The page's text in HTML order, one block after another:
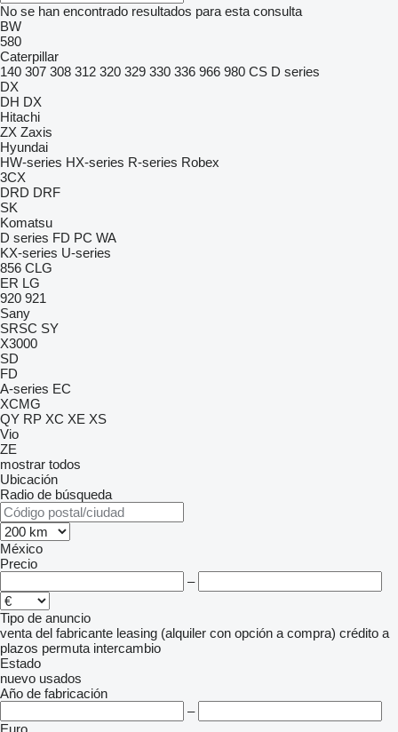
No se han encontrado resultados para esta consulta
BW
580
Caterpillar
140 307 308 312 320 329 330 336 966 980 CS D series
DX
DH DX
Hitachi
ZX Zaxis
Hyundai
HW-series HX-series R-series Robex
3CX
DRD DRF
SK
Komatsu
D series FD PC WA
KX-series U-series
856 CLG
ER LG
920 921
Sany
SRSC SY
X3000
SD
FD
A-series EC
XCMG
QY RP XC XE XS
Vio
ZE
mostrar todos
Ubicación
Radio de búsqueda
México
Precio
–
Tipo de anuncio
venta del fabricante leasing (alquiler con opción a compra) crédito a
plazos permuta intercambio
Estado
nuevo usados
Año de fabricación
–
Euro